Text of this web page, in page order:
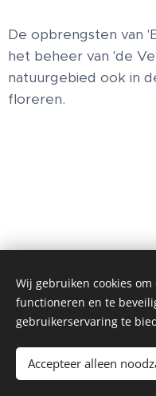
De opbrengsten van
het beheer van 'de
natuurgebied ook in
floreren.
Mogelijk
Wij gebruiken cookies
functioneren en te
gebruikerservaring te
Accepteer alleen